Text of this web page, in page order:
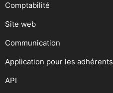
Comptabilité
Site web
Communication
Application pour les adhérents
API